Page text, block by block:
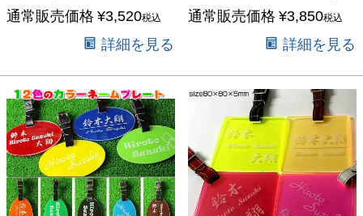
通常販売価格 ¥3,520税込
詳細を見る
通常販売価格 ¥3,850税込
詳細を見る